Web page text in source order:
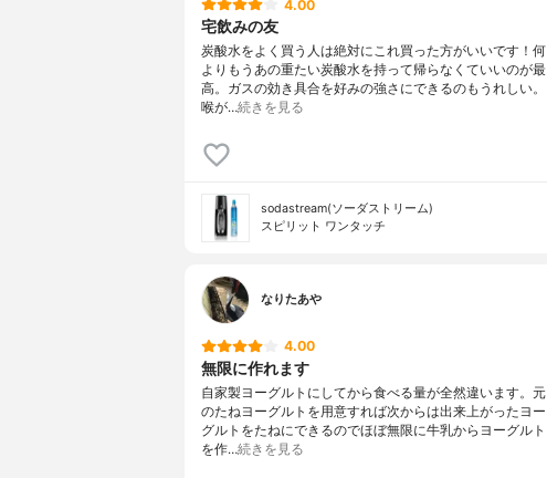
4.00
宅飲みの友
炭酸水をよく買う人は絶対にこれ買った方がいいです！何
よりもうあの重たい炭酸水を持って帰らなくていいのが最
高。ガスの効き具合を好みの強さにできるのもうれしい。
喉が…続きを見る
sodastream(ソーダストリーム)
スピリット ワンタッチ
なりたあや
4.00
無限に作れます
自家製ヨーグルトにしてから食べる量が全然違います。元
のたねヨーグルトを用意すれば次からは出来上がったヨー
グルトをたねにできるのでほぼ無限に牛乳からヨーグルト
を作…続きを見る